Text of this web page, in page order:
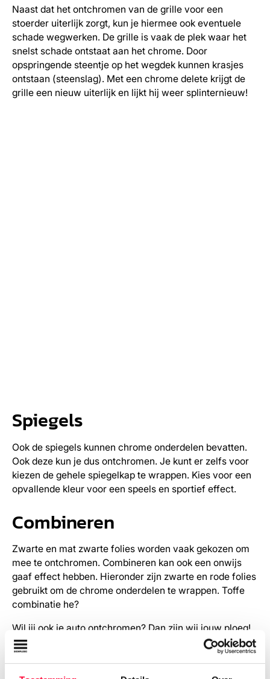
Naast dat het ontchromen van de grille voor een
stoerder uiterlijk zorgt, kun je hiermee ook eventuele
schade wegwerken. De grille is vaak de plek waar het
snelst schade ontstaat aan het chrome. Door
opspringende steentje op het wegdek kunnen krasjes
ontstaan (steenslag). Met een chrome delete krijgt de
grille een nieuw uiterlijk en lijkt hij weer splinternieuw!
Spiegels
Ook de spiegels kunnen chrome onderdelen bevatten.
Ook deze kun je dus ontchromen. Je kunt er zelfs voor
kiezen de gehele spiegelkap te wrappen. Kies voor een
opvallende kleur voor een speels en sportief effect.
Combineren
Zwarte en mat zwarte folies worden vaak gekozen om
mee te ontchromen. Combineren kan ook een onwijs
gaaf effect hebben. Hieronder zijn zwarte en rode folies
gebruikt om de chrome onderdelen te wrappen. Toffe
combinatie he?
Wil jij ook je auto ontchromen? Dan zijn wij jouw ploeg!
Vraag een offerte aan of geef ons een belletje.